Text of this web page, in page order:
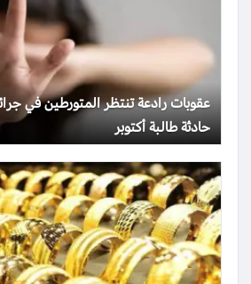
عقوبات رادعة تنتظر المتورطين في
حادثة طالبة أكتوبر